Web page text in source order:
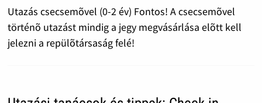
Utazás csecsemõvel (0-2 év) Fontos! A csecsemõvel
történõ utazást mindig a jegy megvásárlása elõtt kell
jelezni a repülõtársaság felé!